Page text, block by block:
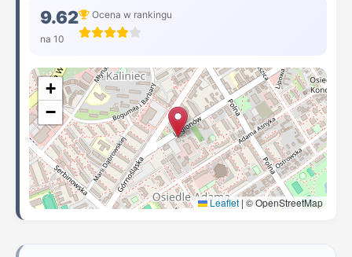
9.62
na 10
Ocena w rankingu
+
−
Leaflet | © OpenStreetMap